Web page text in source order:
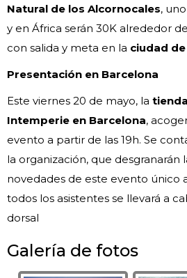
Natural de los Alcornocales,
y en África serán 30K alrededor
con salida y meta en la ciudad
Presentación en Barcelona
Este viernes 20 de mayo, la
Intemperie en Barcelona,
evento a partir de las 19h. Se
la organización, que desgranarán
novedades de este evento único
todos los asistentes se llevará a
dorsal
Galería de fotos